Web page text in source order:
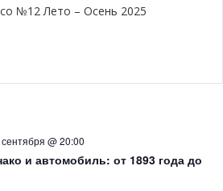
начала тот отдает
в район одиннадцатиметровой
защитник. Затем
берет игру на себя. Он
25 метров по центру и попадает
№12 Лето – Осень 2025
@ 20:00
и автомобиль: от 1893 года до